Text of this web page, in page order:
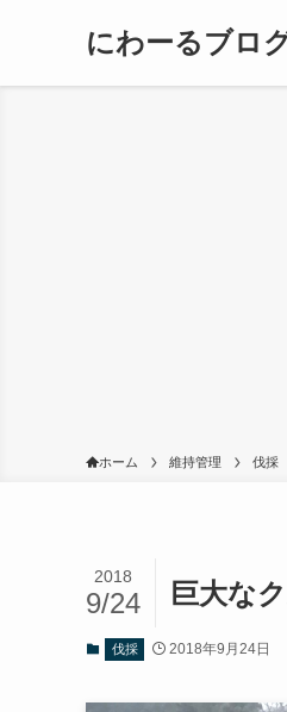
にわーるブロ
ホーム 維持管理 伐採
巨大な
2018
9/24
伐採 2018年9月24日